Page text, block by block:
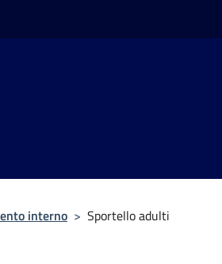
interno > Sportello adulti